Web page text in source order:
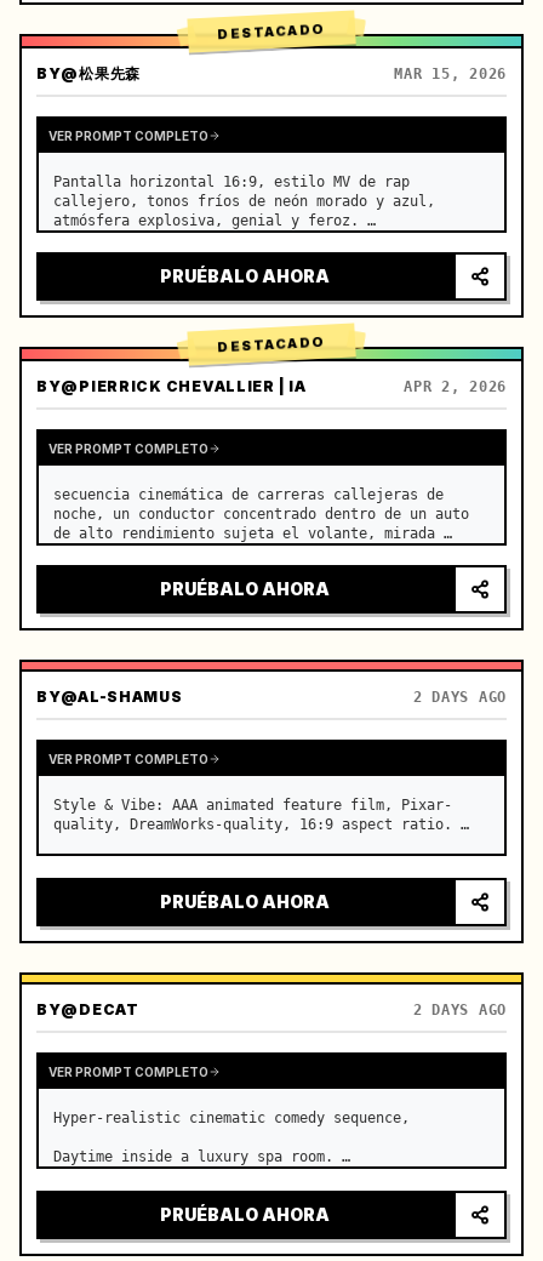
DESTACADO
BY@松果先森 MAR 15, 2026
VER PROMPT COMPLETO
Pantalla horizontal 16:9, estilo MV de rap
callejero, tonos fríos de neón morado y azul,
atmósfera explosiva, genial y feroz. …
PRUÉBALO AHORA
DESTACADO
BY@PIERRICK CHEVALLIER | IA APR 2, 2026
VER PROMPT COMPLETO
secuencia cinemática de carreras callejeras de
noche, un conductor concentrado dentro de un auto
de alto rendimiento sujeta el volante, mirada
aceleración repentina
c…
PRUÉBALO AHORA
BY@AL-SHAMUS 2 DAYS AGO
VER PROMPT COMPLETO
Style & Vibe: AAA animated feature film, Pixar-
quality, DreamWorks-quality, 16:9 aspect ratio. …
PRUÉBALO AHORA
BY@DECAT 2 DAYS AGO
VER PROMPT COMPLETO
Hyper-realistic cinematic comedy sequence,
Daytime inside a luxury spa room. …
PRUÉBALO AHORA